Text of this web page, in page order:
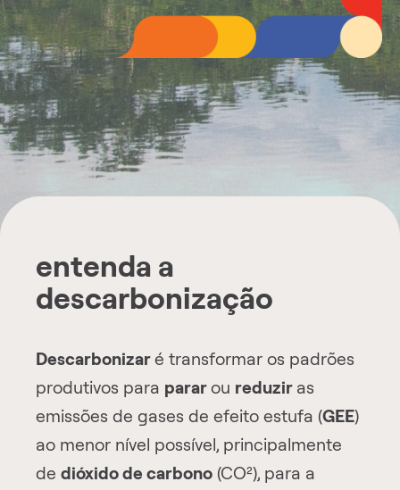
entenda a
descarbonização
Descarbonizaré transformar os padrões
produtivos para pararou reduzir as
emissões de gases de efeito estufa (GEE)
ao menor nível possível, principalmente
de dióxido de carbono (CO²), para a